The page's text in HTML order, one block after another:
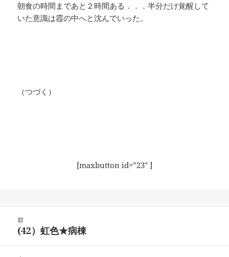
朝食の時間まであと２時間ある．．．半分だけ覚醒して
いた意識は霞の中へと沈んでいった。
（つづく）
[maxbutton id=”23″ ]
前
前
(42）虹色★病棟